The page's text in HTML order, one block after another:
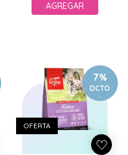
AGREGAR
7%
DCTO
.
OFERTA